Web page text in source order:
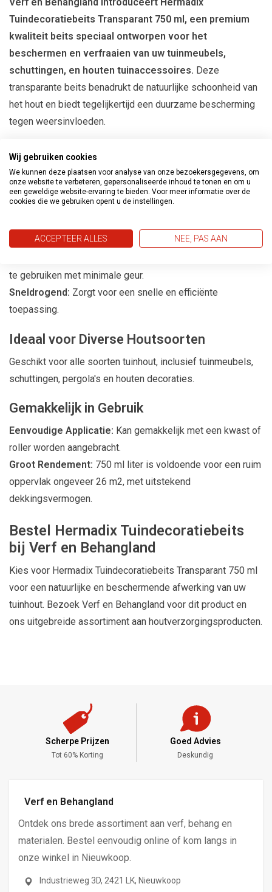
Tuindecoratiebeits Transparant 750 ml, een premium
kwaliteit beits speciaal ontworpen voor het
beschermen en verfraaien van uw tuinmeubels,
schuttingen, en houten tuinaccessoires. Deze
transparante beits benadrukt de natuurlijke schoonheid van
het hout en biedt tegelijkertijd een duurzame bescherming
tegen weersinvloeden.
Waarom Hermadix Tuindecoratiebeits
Kiezen
Natuurlijke Uitstraling:Versterkt de natuurlijke kleur en
textuur van het hout zonder de uitstraling te veranderen.
tegen vocht, schimmel en UV-straling.
te gebruiken met minimale geur.
Sneldrogend: Zorgt voor een snelle en efficiënte
toepassing.
Ideaal voor Diverse Houtsoorten
Geschikt voor alle soorten tuinhout, inclusief tuinmeubels,
schuttingen, pergola's en houten decoraties.
Gemakkelijk in Gebruik
Eenvoudige Applicatie: Kan gemakkelijk met een kwast of
roller worden aangebracht.
Groot Rendement: 750 ml liter is voldoende voor een ruim
oppervlak ongeveer 26 m2, met uitstekend
dekkingsvermogen.
Bestel Hermadix Tuindecoratiebeits
bij Verf en Behangland
Kies voor Hermadix Tuindecoratiebeits Transparant 750 ml
voor een natuurlijke en beschermende afwerking van uw
tuinhout. Bezoek Verf en Behangland voor dit product en
ons uitgebreide assortiment aan houtverzorgingsproducten.
Scherpe Prijzen
Tot 60% Korting
Goed Advies
Deskundig
Verf en Behangland
Ontdek ons brede assortiment aan verf, behang en
materialen. Bestel eenvoudig online of kom langs in
onze winkel in Nieuwkoop.
Industrieweg 3D, 2421 LK, Nieuwkoop
Wij gebruiken cookies
We kunnen deze plaatsen voor analyse van onze bezoekersgegevens, om
onze website te verbeteren, gepersonaliseerde inhoud te tonen en om u
een geweldige website-ervaring te bieden. Voor meer informatie over de
cookies die we gebruiken opent u de instellingen.
ACCEPTEER ALLES NEE, PAS AAN